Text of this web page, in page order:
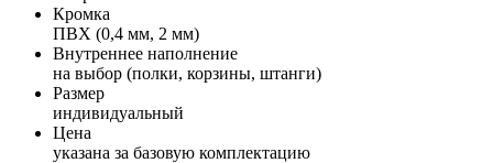
Кромка
ПВХ (0,4 мм, 2 мм)
Внутреннее наполнение
на выбор (полки, корзины, штанги)
Размер
индивидуальный
Цена
указана за базовую комплектацию